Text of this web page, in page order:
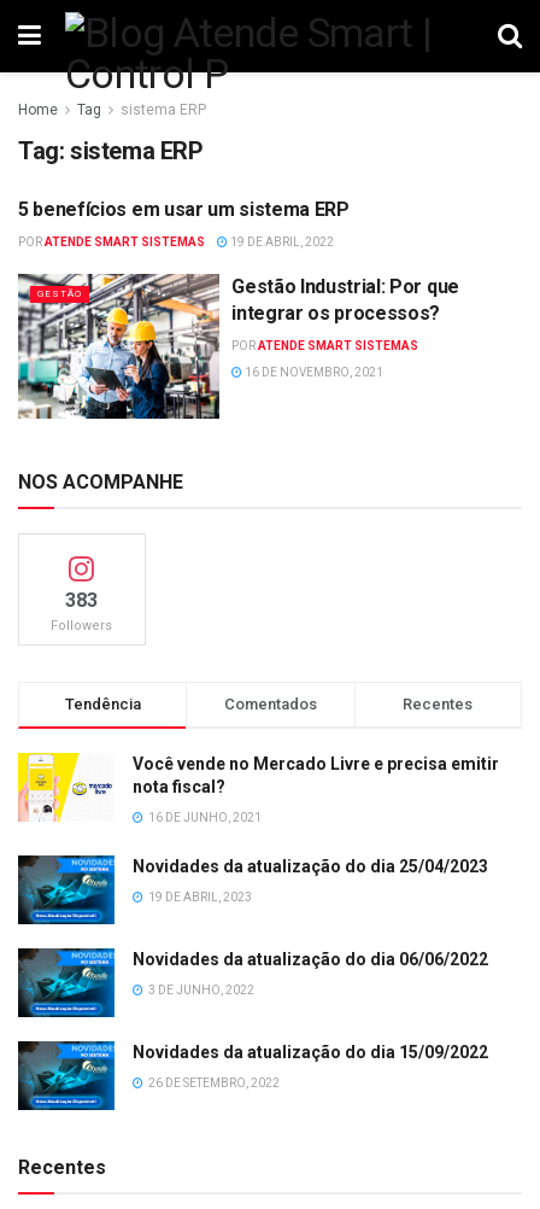
Home Tag sistema ERP
Tag: sistema ERP
GESTÃO
5 benefícios em usar um sistema ERP
PORATENDE SMART SISTEMAS 19 DE ABRIL, 2022
GESTÃO
Gestão Industrial: Por que
integrar os processos?
PORATENDE SMART SISTEMAS
16 DE NOVEMBRO, 2021
NOS ACOMPANHE
383
Followers
Tendência Comentados Recentes
Você vende no Mercado Livre e precisa emitir
nota fiscal?
16 DE JUNHO, 2021
Novidades da atualização do dia 25/04/2023
19 DE ABRIL, 2023
Novidades da atualização do dia 06/06/2022
3 DE JUNHO, 2022
Novidades da atualização do dia 15/09/2022
26 DE SETEMBRO, 2022
Recentes